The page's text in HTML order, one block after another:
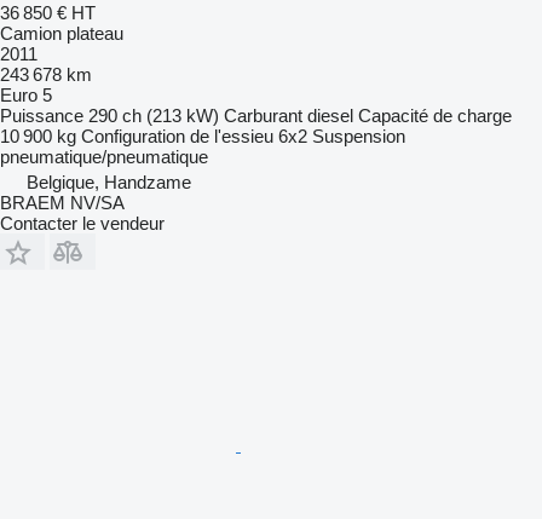
36 850 € HT
Camion plateau
2011
243 678 km
Euro 5
Puissance 290 ch (213 kW) Carburant diesel Capacité de charge
10 900 kg Configuration de l'essieu 6x2 Suspension
pneumatique/pneumatique
Belgique, Handzame
BRAEM NV/SA
Contacter le vendeur